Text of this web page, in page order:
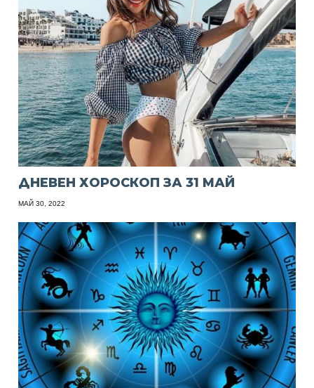
ДНЕВЕН ХОРОСКОП ЗА 31 МАЙ
МАЙ 30, 2022